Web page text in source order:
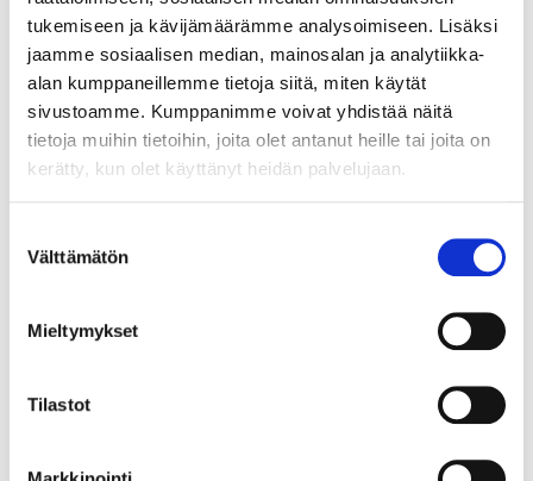
tukemiseen ja kävijämäärämme analysoimiseen. Lisäksi
jaamme sosiaalisen median, mainosalan ja analytiikka-
alan kumppaneillemme tietoja siitä, miten käytät
sivustoamme. Kumppanimme voivat yhdistää näitä
tietoja muihin tietoihin, joita olet antanut heille tai joita on
kerätty, kun olet käyttänyt heidän palvelujaan.
valinta
Välttämätön
Mieltymykset
Tilastot
Vuosaaren Pantti
17.8.2026 19:14:30